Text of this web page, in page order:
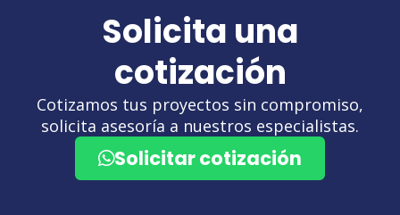
Solicita una
cotización
Cotizamos tus proyectos sin compromiso,
solicita asesoría a nuestros especialistas.
Solicitar cotización